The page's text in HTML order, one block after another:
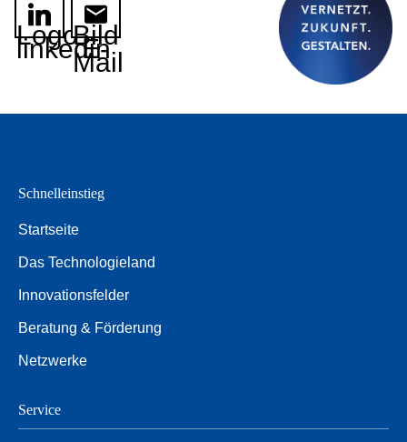
Logo
linkedin
Bild
E-
Mail
Schnelleinstieg
Startseite
Das Technologieland
Innovationsfelder
Beratung & Förderung
Netzwerke
Service